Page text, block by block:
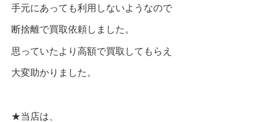
手元にあっても利用しないようなので
断捨離で買取依頼しました。
思っていたより高額で買取してもらえ
大変助かりました。
★当店は、